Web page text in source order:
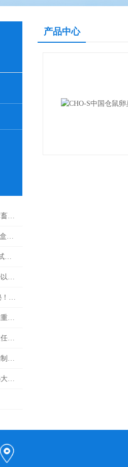
猪口蹄疫抗体检测试剂盒保障畜牧业健康发展的重要工具
猪蓝耳病毒PCR核酸检测试剂盒基础科普
探秘人登革病毒IgG抗体检测试剂盒：科学守护健康防线
无菌脱纤维绵羊血原理、优势以及应用前景
黄曲霉毒素B1检测试剂盒揭秘！精准锁定隐患
生化检测试剂盒是现代医疗的重要工具
呕吐毒素检测试剂盒：不放过任何微量毒素隐患
一文读懂无菌脱纤维绵羊血的制备工艺
无菌脱纤维绵羊血：医学奥秘大揭秘！
产品中心